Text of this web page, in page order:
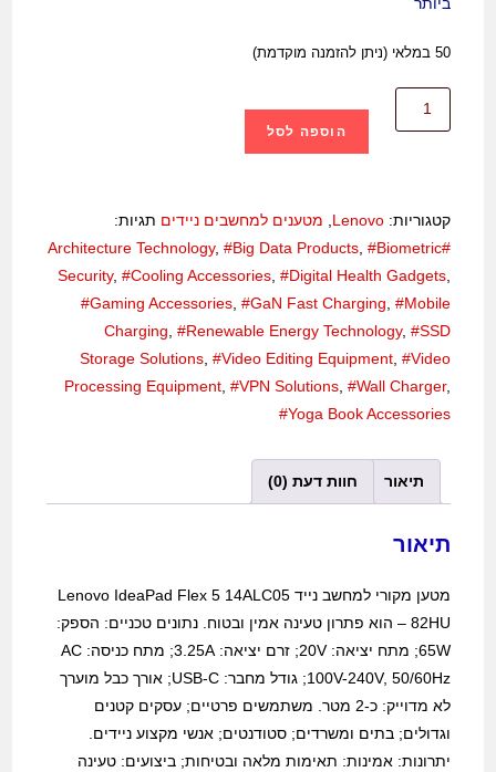
50 במלאי (ניתן להזמנה מוקדמת)
הוספה לסל
קטגוריות:Lenovo מטענים למחשבים ניידים תגיות:
#Architecture Technology
, #Big Data Products, #Biometric
Security, #Cooling Accessories, #Digital Health Gadgets,
#Gaming Accessories, #GaN Fast Charging #Mobile
Charging #Renewable Energy Technology, #SSD
Storage Solutions, #Video Editing Equipment, #Video
Processing Equipment, #VPN Solutions, #Wall Charger,
#Yoga Book Accessories
תיאור חוות דעת (0)
תיאור
מטען מקורי למחשב נייד Lenovo IdeaPad Flex 5 14ALC05
– 82HU הוא פתרון טעינה אמין ובטוח. נתונים טכניים: הספק:
65W; מתח יציאה: 20V; זרם יציאה: 3.25A; מתח כניסה: AC
100V-240V, 50/60Hz; גודל מחבר: USB-C; אורך כבל מוערך
לא מדוייק: כ-2 מטר. משתמשים פרטיים; עסקים קטנים
וגדולים; בתים ומשרדים; סטודנטים; אנשי מקצוע ניידים.
יתרונות: אמינות: תאימות מלאה ובטיחות; ביצועים: טעינה